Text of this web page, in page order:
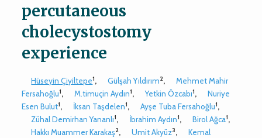
percutaneous
cholecystostomy
experience
Hüseyin Çiyiltepe1, Gülşah Yıldırım2,
Mehmet Mahir
Fersahoğlu1, M.timuçin Aydın1, Yetkin Özcabı1,
Nuriye
Esen Bulut1, İksan Taşdelen1, Ayşe Tuba Fersahoğlu1,
Zühal Demirhan Yananlı1, İbrahim Aydın1, Birol Ağca1,
Hakkı Muammer Karakaş2, Umit Akyüz3, Kemal